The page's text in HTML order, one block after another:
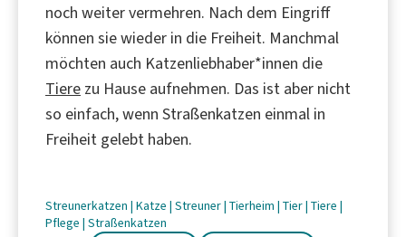
noch weiter vermehren. Nach dem Eingriff
können sie wieder in die Freiheit. Manchmal
möchten auch Katzenliebhaber*innen die
Tiere zu Hause aufnehmen. Das ist aber nicht
so einfach, wenn Straßenkatzen einmal in
Freiheit gelebt haben.
Streunerkatzen | Katze | Streuner| Tierheim | Tier| Tiere |
Pflege | Straßenkatzen